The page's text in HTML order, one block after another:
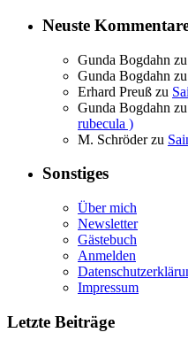
Neuste
Gunda Bogdahn zu
Gunda Bogdahn zu
Erhard Preuß zu
Gunda Bogdahn zu
rubecula )
M. Schröderzu
Sonstiges
Über mich
Newsletter
Gästebuch
Anmelden
Impressum
Letzte Beiträge